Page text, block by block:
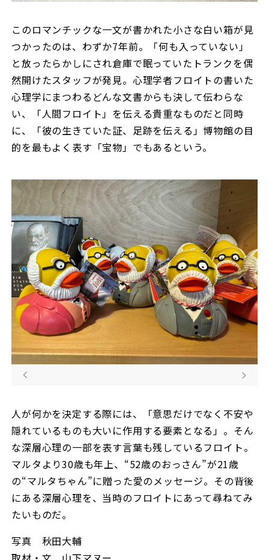
このロマンチックな一文が書かれた小さな白い箱が見
つかったのは、わずか7年前。「何も入っていない」
と放ったらかしにされ倉庫で眠っていたトランクを偶
然開けたスタッフが発見。心理学者フロイトの書いた
心理学にまつわるどんな文書からも決して伝わらな
い、「人間フロイト」を伝える貴重なものだと同時
に、「彼の生きていた証、足跡を伝える」博物館の目
的を最もよく表す「宝物」でもあるという。
人が何かを決定する際には、「意思だけでなく不安や
隠れているものも大いに作用する要素となる」。そん
な深層心理の一部を表す言葉も残しているフロイト。
マルタより30歳も年上、“52歳のおっさん”が21歳
の“マルタちゃん”に贈った愛のメッセージ。その背後
にある深層心理を、当時のフロイトにあって尋ねてみ
たいものだ。
写真 秋田大輔